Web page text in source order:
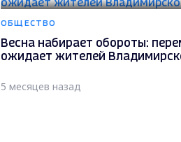
ОБЩЕСТВО
Весна набирает обороты:
ожидает жителей
5 месяцев назад